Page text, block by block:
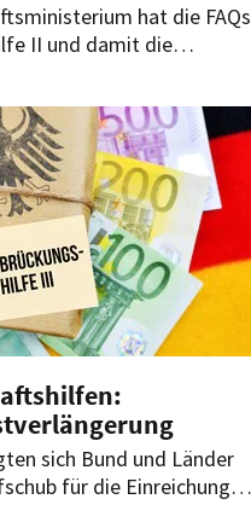
hat die FAQs
II und damit die
sich Bund und Länder
für die Einreichung